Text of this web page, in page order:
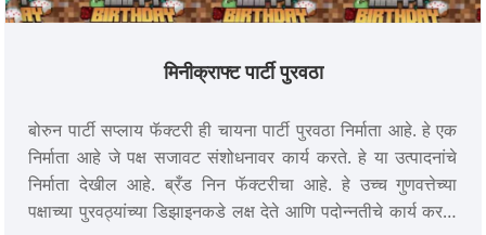
मिनीक्राफ्ट पार्टी पुरवठा
बोरुन पार्टी सप्लाय फॅक्टरी ही चायना पार्टी पुरवठा निर्माता आहे. हे एक
निर्माता आहे जे पक्ष सजावट संशोधनावर कार्य करते. हे या उत्पादनांचे
निर्माता देखील आहे. ब्रँड निन फॅक्टरीचा आहे. हे उच्च गुणवत्तेच्या
पक्षाच्या पुरवठ्यांच्या डिझाइनकडे लक्ष देते आणि पदोन्नतीचे कार्य करते.